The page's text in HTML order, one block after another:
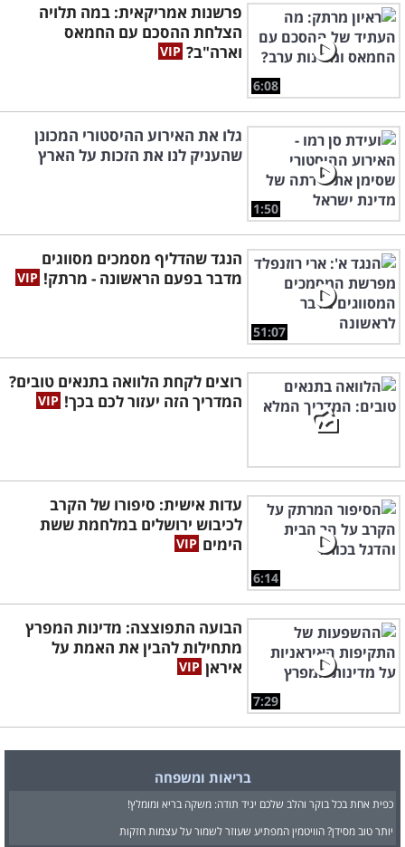
6:08
פרשנות אמריקאית: במה תלויה
הצלחת ההסכם עם החמאס
וארה"ב?
1:50
גלו את האירוע ההיסטורי המכונן
שהעניק לנו את הזכות על הארץ
51:07
הנגד שהדליף מסמכים מסווגים
מדבר בפעם הראשונה - מרתק!
רוצים לקחת הלוואה בתנאים טובים?
המדריך הזה יעזור לכם בכך!
6:14
עדות אישית: סיפורו של הקרב
לכיבוש ירושלים במלחמת ששת
הימים
7:29
הבועה התפוצצה: מדינות המפרץ
מתחילות להבין את האמת על
איראן
בריאות ומשפחה
כפית אחת בכל בוקר והלב שלכם יגיד תודה: משקה בריא ומומלץ!
יותר טוב מסידן? הוויטמין המפתיע שעוזר לשמור על עצמות חזקות